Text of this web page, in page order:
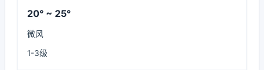
20° ~ 25°
微风
1-3级